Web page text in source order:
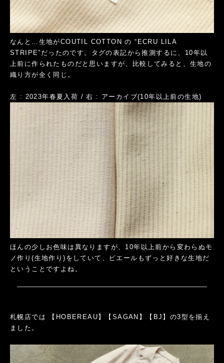
なんと…生地がCOUTIL COTTON の “ECRU LILA
STRIPE”だったのです。タグの表記から推測するに、10年以
上前に作られたものだと思いますが、比較してみると、生地の
織り方が全く同じ。
左 : 2023年春夏入荷 / 右 : アーカイブ(10年以上前の生地)
ほんの少しお色味は異なりますが、10年以上前から変わらぬモ
ノ作り(生地作り)をしていて、ピエールもずっと好きな生地だ
ということですよね。
札幌店では 【HOBEREAU】【SAGAN】【BJ】の3型を揃え
ました。